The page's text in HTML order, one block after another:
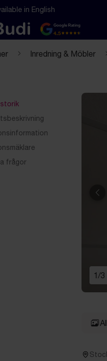
version av denna sida
in English
Google Rating
4.5
Inredning & Möbler
frågor
1 /3